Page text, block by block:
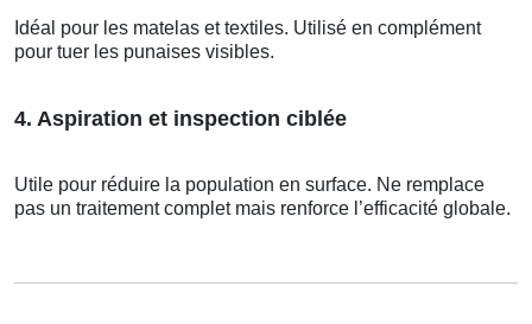
Idéal pour les matelas et textiles. Utilisé en complément
pour tuer les punaises visibles.
4. Aspiration et inspection ciblée
Utile pour réduire la population en surface. Ne remplace
pas un traitement complet mais renforce l’efficacité globale.